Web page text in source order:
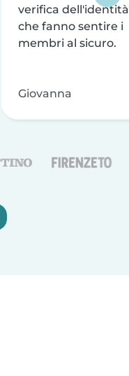
verifica dell'identità
che fanno sentire i
membri al sicuro.
Giovanna